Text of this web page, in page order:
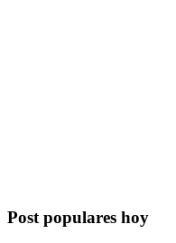
Post populares hoy